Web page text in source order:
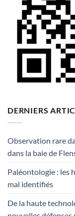
DERNIERS
Observation rare
dans la baie de
Paléontologie : les
mal identifiés
De la haute